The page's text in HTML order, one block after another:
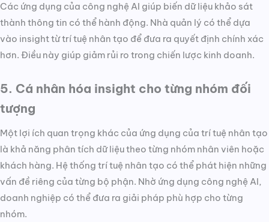
Các ứng dụng của công nghệ AI giúp biến dữ liệu khảo sát
thành thông tin có thể hành động. Nhà quản lý có thể dựa
vào insight từ trí tuệ nhân tạo để đưa ra quyết định chính xác
hơn. Điều này giúp giảm rủi ro trong chiến lược kinh doanh.
5. Cá nhân hóa insight cho từng nhóm đối
tượng
Một lợi ích quan trọng khác của ứng dụng của trí tuệ nhân tạo
là khả năng phân tích dữ liệu theo từng nhóm nhân viên hoặc
khách hàng. Hệ thống trí tuệ nhân tạo có thể phát hiện những
vấn đề riêng của từng bộ phận. Nhờ ứng dụng công nghệ AI,
doanh nghiệp có thể đưa ra giải pháp phù hợp cho từng
nhóm.